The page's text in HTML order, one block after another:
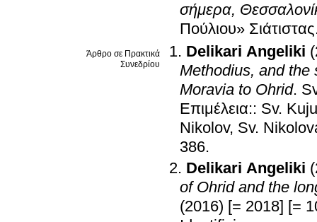
σήμερα,
Πούλιου» Σιάτιστας
Άρθρο σε Πρακτικά
Συνεδρίου
Delikari Angeliki
Methodius, and the
Moravia to Ohrid.
Επιμέλεια:: Sv.
Nikolov, Sv.
386.
Delikari Angeliki
of Ohrid and the
(2016) [= 2018] [=